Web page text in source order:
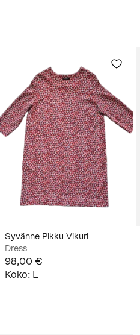
Syvänne Pikku Vikuri
Dress
98,00 €
Koko: L